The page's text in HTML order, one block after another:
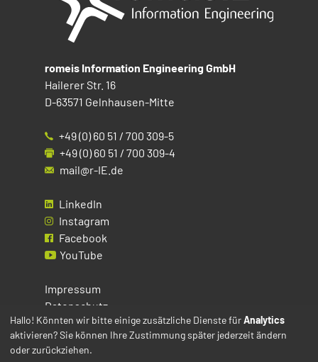
romeis Information Engineering GmbH
Hailerer Str. 16
D-63571 Gelnhausen-Mitte
+49 (0) 60 51 / 700 309-5
+49 (0) 60 51 / 700 309-4
mail@r-IE.de
LinkedIn
Instagram
Facebook
YouTube
Impressum
Datenschutz
Cookies
Hallo! Könnten wir bitte einige zusätzliche Dienste fürAnalytics
aktivieren? Sie können Ihre Zustimmung später jederzeit ändern
oder zurückziehen.